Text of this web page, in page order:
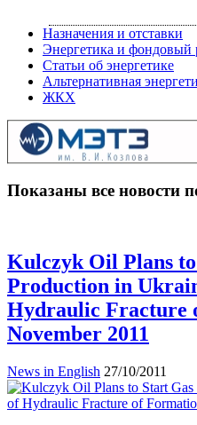
Назначения и отставки
Энергетика и фондовый
Статьи об энергетике
Альтернативная
ЖКХ
Показаны все новости
Kulczyk Oil Plans
Production in
Hydraulic Fracture
November 2011
News in English 27/10/2011